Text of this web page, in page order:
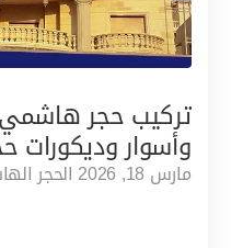
تركيب حجر
وأسوار وديكورات
مارس 18, 2026 الحجر